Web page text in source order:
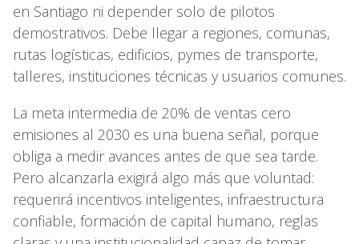
en Santiago ni depender solo de pilotos
demostrativos. Debe llegar a regiones, comunas,
rutas logísticas, edificios, pymes de transporte,
talleres, instituciones técnicas y usuarios comunes.
La meta intermedia de 20% de ventas cero
emisiones al 2030 es una buena señal, porque
obliga a medir avances antes de que sea tarde.
Pero alcanzarla exigirá algo más que voluntad:
requerirá incentivos inteligentes, infraestructura
confiable, formación de capital humano, reglas